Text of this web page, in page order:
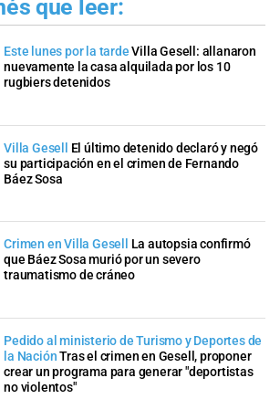
que leer:
Este lunes por la tarde Villa Gesell: allanaron
nuevamente la casa alquilada por los 10
rugbiers detenidos
Villa Gesell
El último detenido declaró y negó
su participación en el crimen de Fernando
Báez Sosa
Crimen en Villa Gesell
La autopsia confirmó
que Báez Sosa murió por un severo
traumatismo de cráneo
Pedido al ministerio de Turismo y Deportes de
la NaciónTras el crimen en Gesell, proponer
crear un programa para generar "deportistas
no violentos"